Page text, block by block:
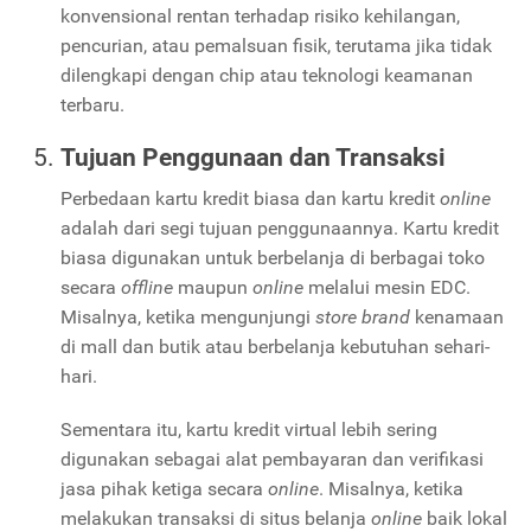
konvensional rentan terhadap risiko kehilangan,
pencurian, atau pemalsuan fisik, terutama jika tidak
dilengkapi dengan chip atau teknologi keamanan
terbaru.
Tujuan Penggunaan dan Transaksi
Perbedaan kartu kredit biasa dan kartu kredit online
adalah dari segi tujuan penggunaannya. Kartu kredit
biasa digunakan untuk berbelanja di berbagai toko
secara offline maupun online melalui mesin EDC.
Misalnya, ketika mengunjungi store brand kenamaan
di mall dan butik atau berbelanja kebutuhan sehari-
hari.
Sementara itu, kartu kredit virtual lebih sering
digunakan sebagai alat pembayaran dan verifikasi
jasa pihak ketiga secara online. Misalnya, ketika
melakukan transaksi di situs belanja online baik lokal